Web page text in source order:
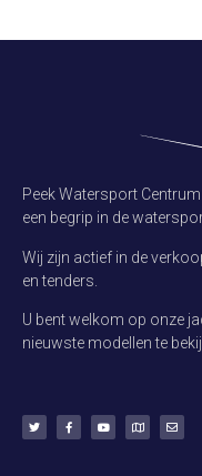
Peek Watersport
een begrip in de
Wij zijn actief in de
en tenders.
U bent welkom op onze
nieuwste modellen te